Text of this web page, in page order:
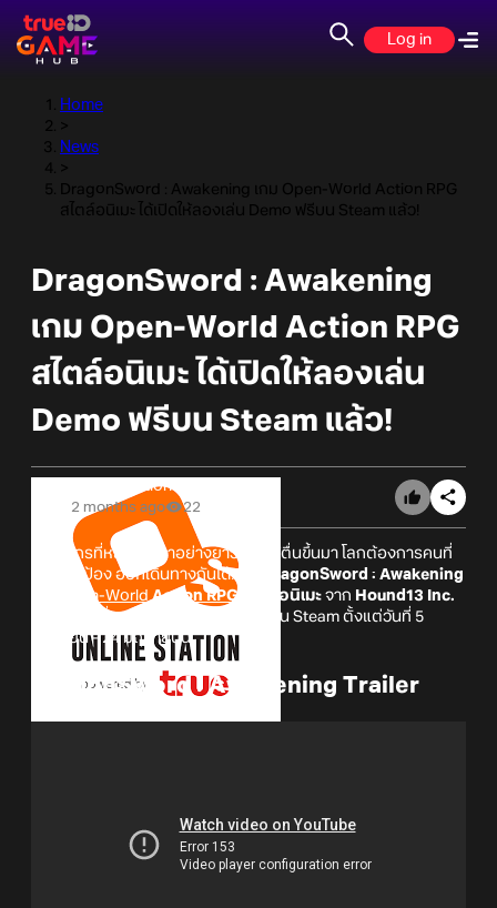
Log in
Home
>
News
>
DragonSword : Awakening เกม Open-World Action RPG
สไตล์อนิเมะ ได้เปิดให้ลองเล่น Demo ฟรีบน Steam แล้ว!
DragonSword : Awakening
เกม Open-World Action RPG
สไตล์อนิเมะ ได้เปิดให้ลองเล่น
Demo ฟรีบน Steam แล้ว!
Online Station
2 months ago
22
เมื่อมังกรที่หลับใหลมาอย่างยาวนานได้ตื่นขึ้นมา โลกต้องการคนที่
จะมาปกป้อง ออกเดินทางกันได้!? ใน
DragonSword : Awakening
Open-World Action RPG สไตล์อนิเมะ จาก Hound13 Inc.
ที่ได้เปิดให้เพื่อน ๆ ลองเล่น Demo ฟรีบน Steam ตั้งแต่วันที่ 5
มิถุนายน - 24 มิถุนายนนี้
DragonSword : Awakening Trailer